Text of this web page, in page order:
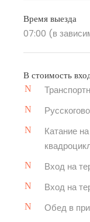
Время выезда
07:00 (в
В стоимость
Катание
Вход на
Вход на
Обед в